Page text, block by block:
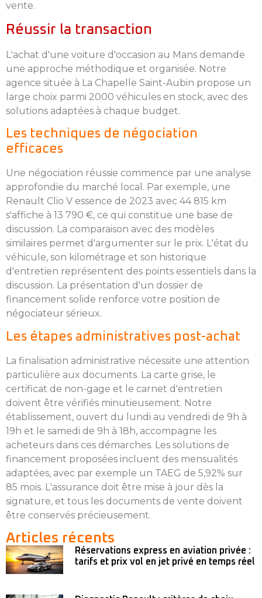
vente.
Réussir la transaction
L'achat d'une voiture d'occasion au Mans demande
une approche méthodique et organisée. Notre
agence située à La Chapelle Saint-Aubin propose un
large choix parmi 2000 véhicules en stock, avec des
solutions adaptées à chaque budget.
Les techniques de négociation
efficaces
Une négociation réussie commence par une analyse
approfondie du marché local. Par exemple, une
Renault Clio V essence de 2023 avec 44 815 km
s'affiche à 13 790 €, ce qui constitue une base de
discussion. La comparaison avec des modèles
similaires permet d'argumenter sur le prix. L'état du
véhicule, son kilométrage et son historique
d'entretien représentent des points essentiels dans la
discussion. La présentation d'un dossier de
financement solide renforce votre position de
négociateur sérieux.
Les étapes administratives post-achat
La finalisation administrative nécessite une attention
particulière aux documents. La carte grise, le
certificat de non-gage et le carnet d'entretien
doivent être vérifiés minutieusement. Notre
établissement, ouvert du lundi au vendredi de 9h à
19h et le samedi de 9h à 18h, accompagne les
acheteurs dans ces démarches. Les solutions de
financement proposées incluent des mensualités
adaptées, avec par exemple un TAEG de 5,92% sur
85 mois. L'assurance doit être mise à jour dès la
signature, et tous les documents de vente doivent
être conservés précieusement.
Articles récents
Réservations express en aviation privée :
tarifs et prix vol en jet privé en temps réel